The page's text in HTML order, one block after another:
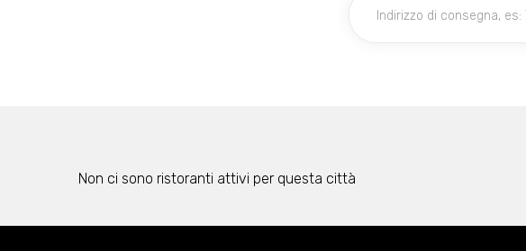
Non ci sono ristoranti attivi per questa città